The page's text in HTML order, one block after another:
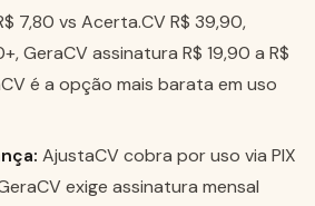
7,80 vs Acerta.CV R$ 39,90,
GeraCV assinatura R$ 19,90 a R$
é a opção mais barata em uso
AjustaCV cobra por uso via PIX
exige assinatura mensal